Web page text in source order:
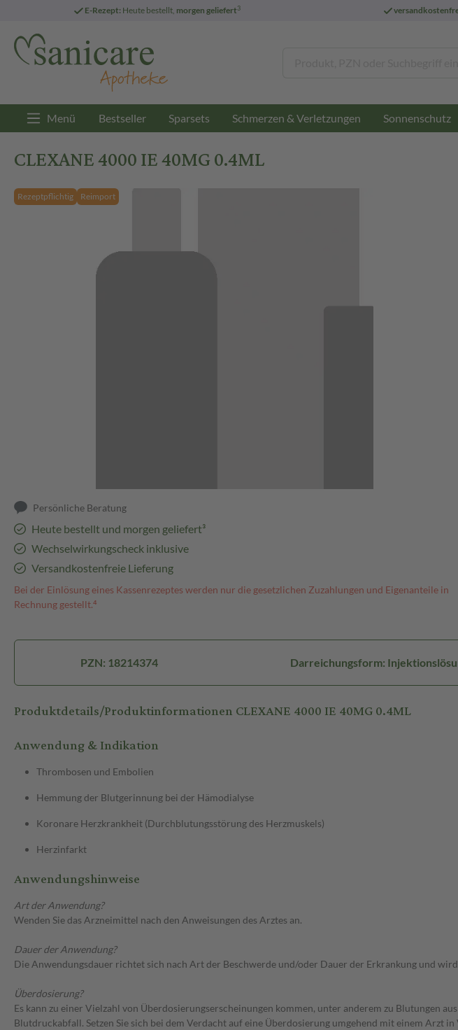
E-Rezept: Heute bestellt, morgen geliefert3
Menü Bestseller Sparsets Schmerzen & Verletzungen Sonnenschutz
CLEXANE 4000 IE 40MG 0.4ML
Rezeptpflichtig Reimport
Persönliche Beratung
Heute bestellt und morgen geliefert³
Wechselwirkungscheck inklusive
Versandkostenfreie Lieferung
Bei der Einlösung eines Kassenrezeptes werden nur die gesetzlichen Zuzahlungen und Eigenanteile in
Rechnung gestellt.⁴
PZN: 18214374 Darreichungsform:
Produktdetails/Produktinformationen CLEXANE 4000 IE 40MG 0.4ML
Anwendung & Indikation
Thrombosen und Embolien
Hemmung der Blutgerinnung bei der Hämodialyse
Koronare Herzkrankheit (Durchblutungsstörung des Herzmuskels)
Herzinfarkt
Anwendungshinweise
Art der Anwendung?
Wenden Sie das Arzneimittel nach den Anweisungen des Arztes an.
Dauer der Anwendung?
Die Anwendungsdauer richtet sich nach Art der Beschwerde und/oder Dauer der Erkrankung und
Überdosierung?
Es kann zu einer Vielzahl von Überdosierungserscheinungen kommen, unter anderem zu Blutungen
Blutdruckabfall. Setzen Sie sich bei dem Verdacht auf eine Überdosierung umgehend mit einem Arzt in